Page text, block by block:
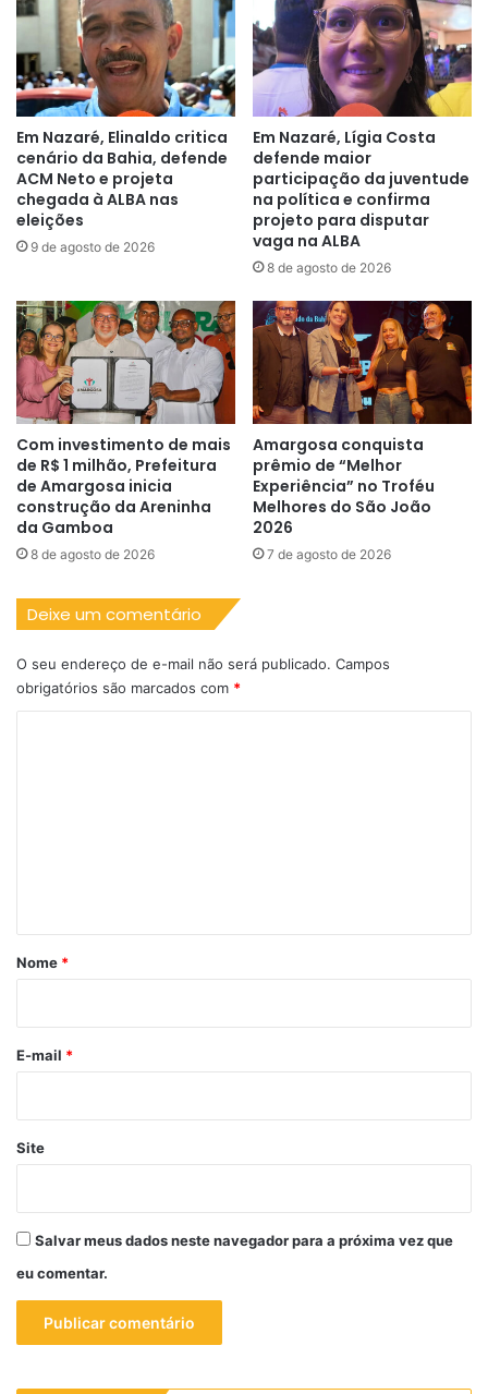
Em Nazaré, Elinaldo critica
cenário da Bahia, defende
ACM Neto e projeta
chegada à ALBA nas
eleições
9 de agosto de 2026
Em Nazaré, Lígia Costa
defende maior
participação da juventude
na política e confirma
projeto para disputar
vaga na ALBA
8 de agosto de 2026
Com investimento de mais
de R$ 1 milhão, Prefeitura
de Amargosa inicia
construção da Areninha
da Gamboa
8 de agosto de 2026
Amargosa conquista
prêmio de “Melhor
Experiência” no Troféu
Melhores do São João
2026
7 de agosto de 2026
Deixe um comentário
O seu endereço de e-mail não será publicado. Campos
obrigatórios são marcados com *
r
*
Nome *
E-mail *
Site
Salvar meus dados neste navegador para a próxima vez que
eu comentar.